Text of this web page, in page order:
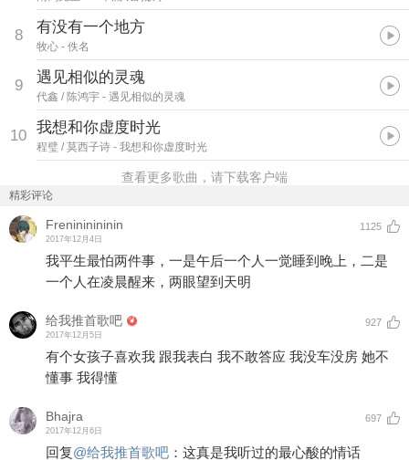
8 有没有一个地方
牧心 - 佚名
9 遇见相似的灵魂
代鑫 / 陈鸿宇 - 遇见相似的灵魂
10 我想和你虚度时光
程璧 / 莫西子诗 - 我想和你虚度时光
查看更多歌曲，请下载客户端
精彩评论
Frenininininin
2017年12月4日
1125
我平生最怕两件事，一是午后一个人一觉睡到晚上，二是
一个人在凌晨醒来，两眼望到天明
给我推首歌吧
2017年12月5日
927
有个女孩子喜欢我 跟我表白 我不敢答应 我没车没房 她不
懂事 我得懂
Bhajra
2017年12月6日
697
回复@给我推首歌吧 ： 这真是我听过的最心酸的情话